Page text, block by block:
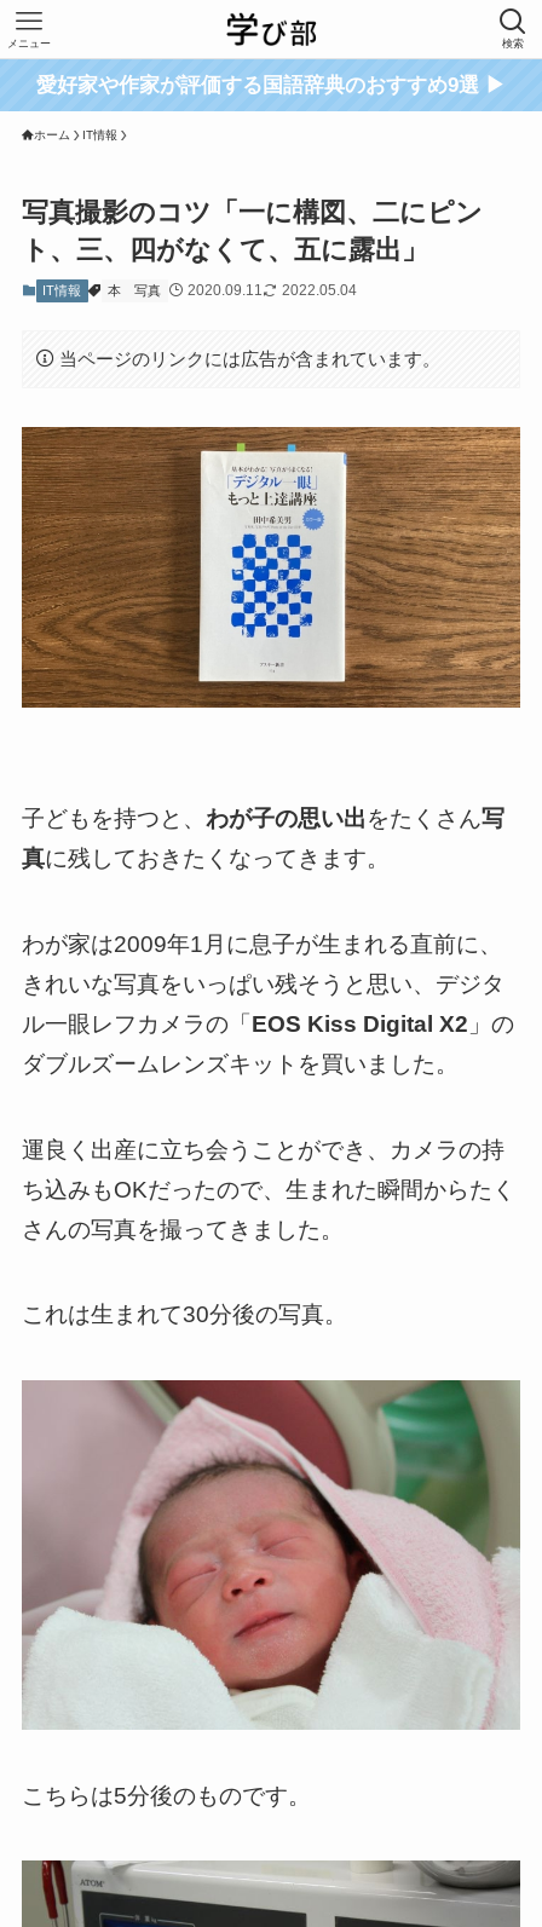
検索
メニュー
愛好家や作家が評価する国語辞典のおすすめ9選 ▶
ホーム IT情報
写真撮影のコツ「一に構図、二にピン
ト、三、四がなくて、五に露出」
IT情報 本 写真 2020.09.11 2022.05.04
当ページのリンクには広告が含まれています。
子どもを持つと、 わが子の思い出をたくさん写
真に残しておきたくなってきます。
わが家は2009年1月に息子が生まれる直前に、
きれいな写真をいっぱい残そうと思い、デジタ
ル一眼レフカメラの「 EOS Kiss Digital X2 」の
ダブルズームレンズキットを買いました。
運良く出産に立ち会うことができ、カメラの持
ち込みもOKだったので、生まれた瞬間からたく
さんの写真を撮ってきました。
これは生まれて30分後の写真。
こちらは5分後のものです。